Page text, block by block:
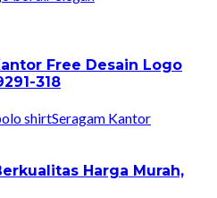
Free Desain Logo
318
Seragam Kantor
Harga Murah,